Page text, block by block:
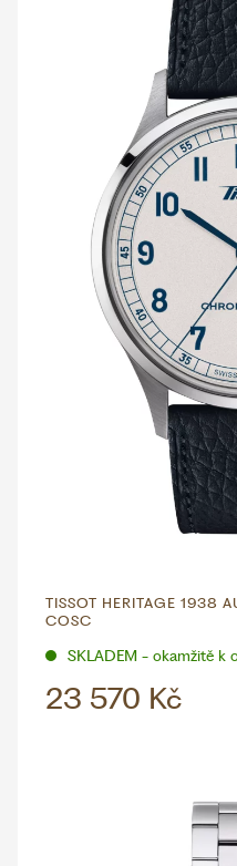
TISSOT HERITAGE 1938
COSC
SKLADEM - okamžitě k
23 570 Kč